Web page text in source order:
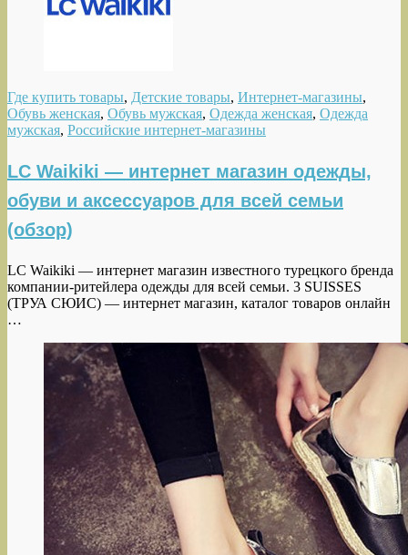
Где купить товары, Детские товары, Интернет-магазины,
Обувь женская, Обувь мужская, Одежда женская, Одежда
мужская, Российские интернет-магазины
LC Waikiki — интернет магазин одежды,
обуви и аксессуаров для всей семьи
(обзор)
LC Waikiki — интернет магазин известного турецкого бренда
компании-ритейлера одежды для всей семьи. 3 SUISSES
(ТРУА СЮИС) — интернет магазин, каталог товаров онлайн
…